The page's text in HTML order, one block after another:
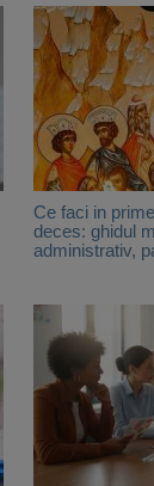
Ce faci in
deces: ghidul
administrativ,